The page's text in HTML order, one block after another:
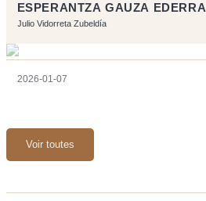
ESPERANTZA GAUZA EDERRA
Julio Vidorreta Zubeldía
2026-01-07
Voir toutes